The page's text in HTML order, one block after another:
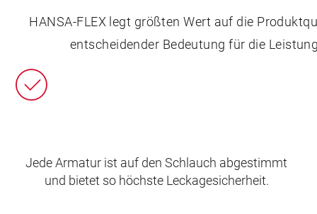
HANSA‑FLEX legt größten Wert auf die
entscheidender Bedeutung für die
Jede Armatur ist auf den Schlauch abgestimmt
und bietet so höchste Leckagesicherheit.